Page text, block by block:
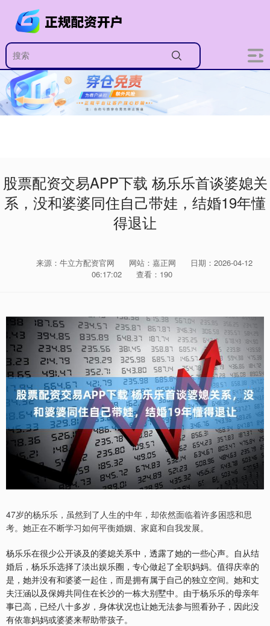
股票配资交易APP下载 杨乐乐首谈婆媳关
系，没和婆婆同住自己带娃，结婚19年懂
得退让
来源：牛立方配资官网 网站：嘉正网
日期：2026-04-12
06:17:02
查看：190
47岁的杨乐乐，虽然到了人生的中年，却依然面临着许多困惑和思
考。她正在不断学习如何平衡婚姻、家庭和自我发展。
杨乐乐在很少公开谈及的婆媳关系中，透露了她的一些心声。自从结
婚后，杨乐乐选择了淡出娱乐圈，专心做起了全职妈妈。值得庆幸的
是，她并没有和婆婆一起住，而是拥有属于自己的独立空间。她和丈
夫汪涵以及保姆共同住在长沙的一栋大别墅中。由于杨乐乐的母亲年
事已高，已经八十多岁，身体状况也让她无法参与照看孙子，因此没
有依靠妈妈或婆婆来帮助带孩子。